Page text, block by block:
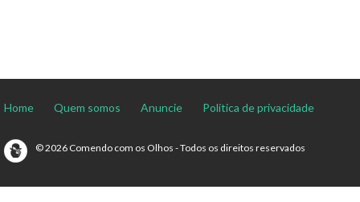
Home Quem somos Anuncie Política de privacidade
© 2026 Comendo com os Olhos - Todos os direitos reservados